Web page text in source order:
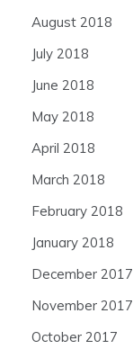
August 2018
July 2018
June 2018
May 2018
April 2018
March 2018
February 2018
January 2018
December 2017
November 2017
October 2017